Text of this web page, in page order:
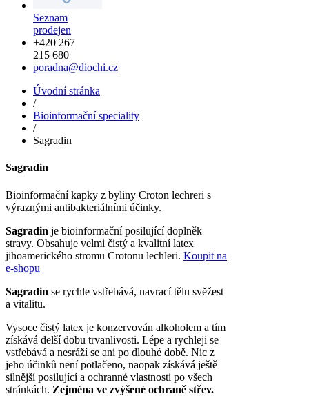
Seznam
prodejen
+420 267
215 680
poradna@diochi.cz
Úvodní stránka
/
Bioinformační speciality
/
Sagradin
Sagradin
Bioinformační kapky z byliny Croton lechreri s
výraznými antibakteriálními účinky.
Sagradin je bioinformační posilující doplněk
stravy. Obsahuje velmi čistý a kvalitní latex
jihoamerického stromu Crotonu lechleri. Koupit na
e-shopu
Sagradin se rychle vstřebává, navrací tělu svěžest
a vitalitu.
Vysoce čistý latex je konzervován alkoholem a tím
získává delší dobu trvanlivosti. Lépe a rychleji se
vstřebává a nesráží se ani po dlouhé době. Nic z
jeho účinků není potlačeno, naopak získává ještě
silnější posilující a ochranné vlastnosti po všech
stránkách. Zejména ve zvýšené ochraně střev.